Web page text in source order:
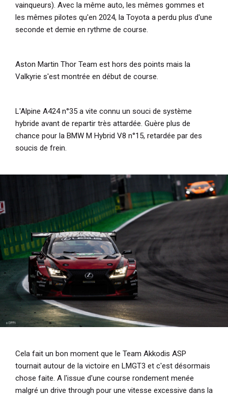
vainqueurs). Avec la même auto, les mêmes gommes et
les mêmes pilotes qu'en 2024, la Toyota a perdu plus d'une
seconde et demie en rythme de course.
Aston Martin Thor Team est hors des points mais la
Valkyrie s'est montrée en début de course.
L'Alpine A424 n°35 a vite connu un souci de système
hybride avant de repartir très attardée. Guère plus de
chance pour la BMW M Hybrid V8 n°15, retardée par des
soucis de frein.
Cela fait un bon moment que le Team Akkodis ASP
tournait autour de la victoire en LMGT3 et c'est désormais
chose faite. A l'issue d'une course rondement menée
malgré un drive through pour une vitesse excessive dans la